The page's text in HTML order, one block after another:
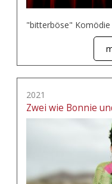
"bitterböse"
2021
Zwei wie Bonnie